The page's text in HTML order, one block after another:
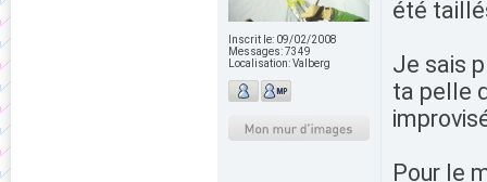
Inscrit le: 09/02/2008
Messages:7349
Localisation:Valberg
été
Je sais
ta pelle
Pour le